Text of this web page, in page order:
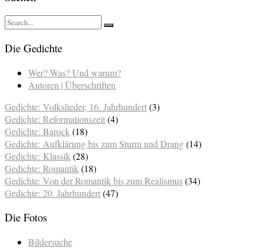
Die Gedichte
Wer? Was? Und warum?
Autoren | Überschriften
Gedichte: Volkslieder, 16. Jahrhundert(3)
Gedichte: Reformationszeit(4)
Gedichte: Barock (18)
Gedichte: Aufklärung bis zum Sturm und Drang(14)
Gedichte: Klassik (28)
Gedichte: Romantik (18)
Gedichte: Von der Romantik bis zum Realismus(34)
Gedichte: 20. Jahrhundert(47)
Die Fotos
Bildersuche